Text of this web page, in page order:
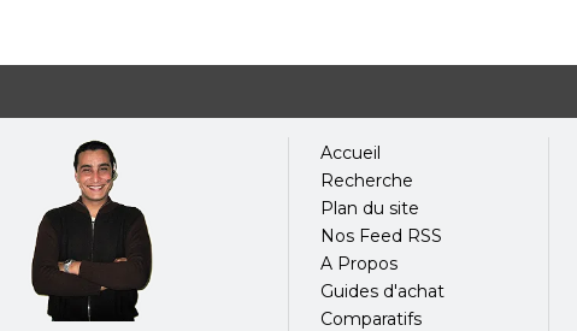
Accueil
Recherche
Plan du site
Nos Feed RSS
A Propos
Guides d'achat
Comparatifs